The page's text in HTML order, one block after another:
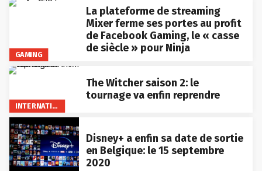
GAMING
La plateforme de streaming
Mixer ferme ses portes au profit
de Facebook Gaming, le « casse
de siècle » pour Ninja
INTERNATIONAL
The Witcher saison 2: le
tournage va enfin reprendre
Disney+ a enfin sa date de sortie
en Belgique: le 15 septembre
2020